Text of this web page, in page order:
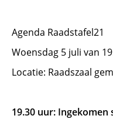
Agenda Raadstafel21
Woensdag 5 juli van
Locatie: Raadszaal
19.30 uur: